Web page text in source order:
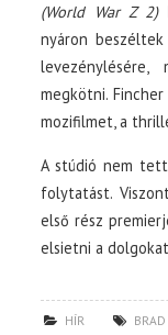
(World War Z 2)
nyáron
megkötni. Fincher
mozifilmet, a
A stúdió nem
folytatást.
első rész
elsietni a
HÍR